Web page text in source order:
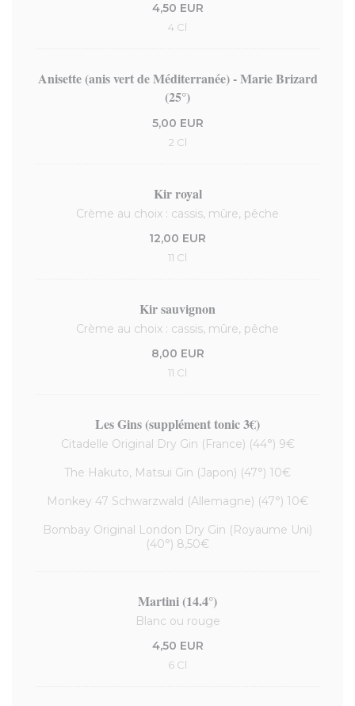
4,50 EUR
4 Cl
Anisette (anis vert de Méditerranée) - Marie Brizard
(25°)
5,00 EUR
2 Cl
Kir royal
Crème au choix : cassis, mûre, pêche
12,00 EUR
11 Cl
Kir sauvignon
Crème au choix : cassis, mûre, pêche
8,00 EUR
11 Cl
Les Gins (supplément tonic 3€)
Citadelle Original Dry Gin (France) (44°) 9€
The Hakuto, Matsui Gin (Japon) (47°) 10€
Monkey 47 Schwarzwald (Allemagne) (47°) 10€
Bombay Original London Dry Gin (Royaume Uni)
(40°) 8,50€
Martini (14.4°)
Blanc ou rouge
4,50 EUR
6 Cl